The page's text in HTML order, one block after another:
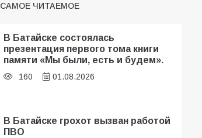
САМОЕ ЧИТАЕМОЕ
В Батайске состоялась
презентация первого тома книги
памяти «Мы были, есть и будем».
160 01.08.2026
В Батайске грохот вызван работой
ПВО